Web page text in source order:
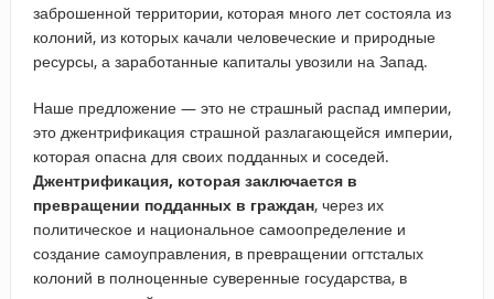
заброшенной территории, которая много лет состояла из
колоний, из которых качали человеческие и природные
ресурсы, а заработанные капиталы увозили на Запад.
Наше предложение — это не страшный распад империи,
это джентрификация страшной разлагающейся империи,
которая опасна для своих подданных и соседей.
Джентрификация, которая заключается в
превращении подданных в граждан, через их
политическое и национальное самоопределение и
создание самоуправления, в превращении огтсталых
колоний в полноценные суверенные государства, в